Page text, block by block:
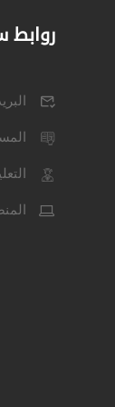
روابط